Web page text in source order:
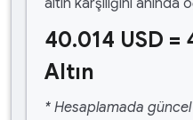
altın karşılığını anında
40.014 USD
Altın
* Hesaplamada güncel